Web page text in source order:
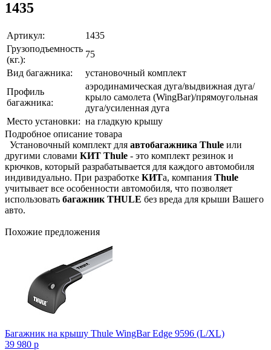
1435
Артикул:
1435
Грузоподъемность
(кг.):
75
Вид багажника:
установочный комплект
Профиль
багажника:
аэродинамическая дуга/выдвижная дуга/
крыло самолета (WingBar)/прямоугольная
дуга/усиленная дуга
Место установки: на гладкую крышу
Подробное описание товара
Установочный комплект для автобагажника Thule или
другими словами КИТ Thule - это комплект резинок и
крючков, который разрабатывается для каждого автомобиля
индивидуально. При разработке КИТа, компания Thule
учитывает все особенности автомобиля, что позволяет
использовать багажник THULE без вреда для крыши Вашего
авто.
Похожие предложения
Багажник на крышу Thule WingBar Edge 9596 (L/XL)
39 980 p